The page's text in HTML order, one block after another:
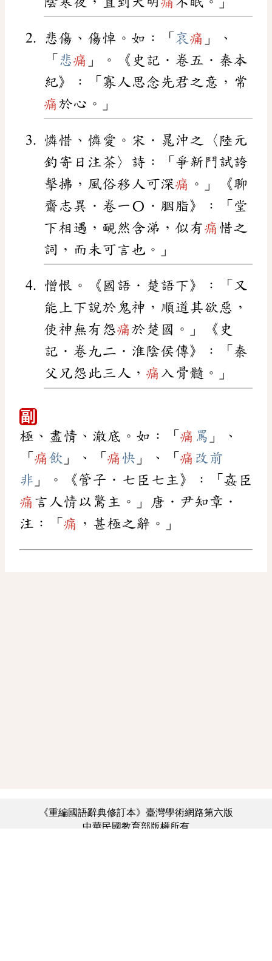
悲傷、傷悼。如：「 哀 痛 」、
「 悲痛 」。《史記．卷五．秦本
紀》：「寡人思念先君之意，常
痛 於心。」
憐惜、憐愛。宋．晁沖之〈陸元
釣寄日注茶〉詩：「爭新鬥試誇
擊拂，風俗移人可深痛 。」《聊
齋志異．卷一〇．胭脂》：「堂
下相遇，靦然含涕，似有痛 惜之
詞，而未可言也。」
憎恨。《國語．楚語下》：「又
能上下說於鬼神，順道其欲惡，
使神無有怨痛 於楚國。」《史
記．卷九二．淮陰侯傳》：「秦
父兄怨此三人， 痛 入骨髓。」
副
極、盡情、澈底。如：「 痛 罵 」、
「 痛 飲 」、「 痛 快 」、「 痛 改前
非 」。《管子．七臣七主》：「姦臣
痛 言人情以驚主。」唐．尹知章．
注：「 痛 ，甚極之辭。」
《重編國語辭典修訂本》臺灣學術網路第六版
中華民國教育部版權所有